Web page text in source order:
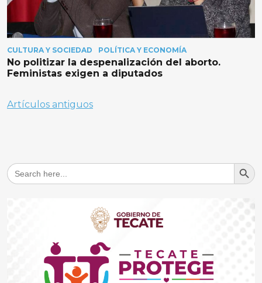
CULTURA Y SOCIEDAD POLÍTICA Y ECONOMÍA
No politizar la despenalización del aborto.
Feministas exigen a diputados
Navegación
Artículos antiguos
Search
for:
Search